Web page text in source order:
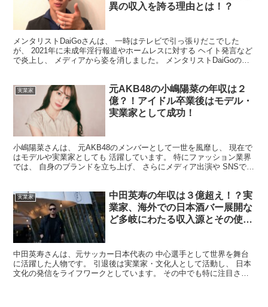
異の収入を誇る理由とは！？
メンタリストDaiGoさんは、 一時はテレビで引っ張りだこでした
が、 2021年に未成年淫行報道やホームレスに対する ヘイト発言など
で炎上し、 メディアから姿を消しました。 メンタリストDaiGoの年
実業家
元AKB48の小嶋陽菜の年収は２
億？！アイドル卒業後はモデル・
実業家として成功！
小嶋陽菜さんは、 元AKB48のメンバーとして一世を風靡し、 現在で
はモデルや実業家としても 活躍しています。 特にファッション業界
では、 自身のブランドを立ち上げ、 さらにメディア出演や SNSでの
実業家
中田英寿の年収は３億超え！？実
業家、海外での日本酒バー展開な
ど多岐にわたる収入源とその使い
中田英寿さんは、元サッカー日本代表の 中心選手として世界を舞台
に活躍した人物です。 引退後は実業家・文化人として活動し、 日本
文化の発信をライフワークとしています。 その中でも特に注目され